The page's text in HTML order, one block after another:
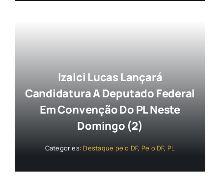
Izalci Lucas Lançará
Candidatura A Deputado Federal
Em Convenção Do PL Neste
Domingo (2)
Categories: Destaque pelo DF, Pelo DF, PL